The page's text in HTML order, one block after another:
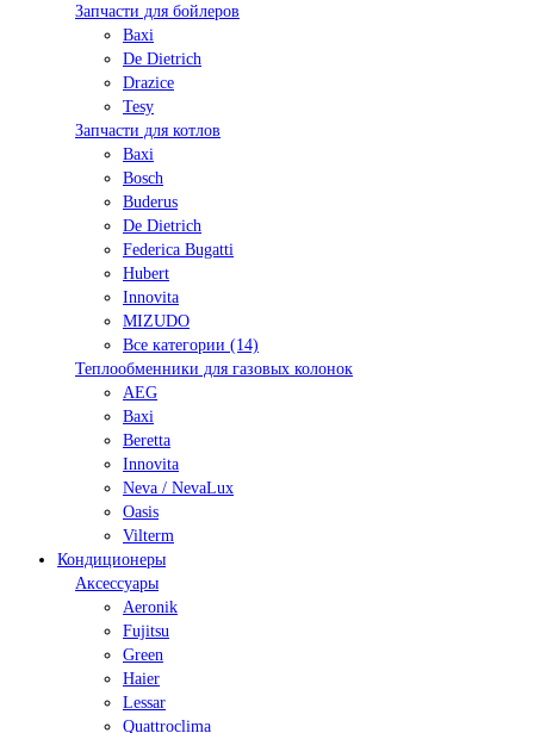
Запчасти для бойлеров
Baxi
De Dietrich
Drazice
Tesy
Запчасти для котлов
Baxi
Bosch
Buderus
De Dietrich
Federica Bugatti
Hubert
Innovita
MIZUDO
Все категории (14)
Теплообменники для газовых колонок
AEG
Baxi
Beretta
Innovita
Neva / NevaLux
Oasis
Vilterm
Кондиционеры
Аксессуары
Aeronik
Fujitsu
Green
Haier
Lessar
Quattroclima